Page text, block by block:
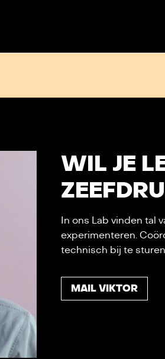
WIL JE
In ons Lab vinden tal
experimenteren.
technisch bij te
MAIL VIKTOR